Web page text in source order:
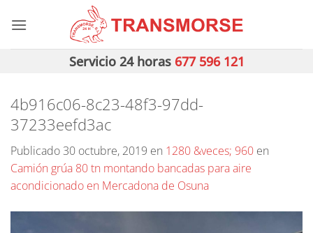
Servicio 24 horas 677 596 121
4b916c06-8c23-48f3-97dd-
37233eefd3ac
Publicado 30 octubre, 2019 en 1280 &veces; 960 en
Camión grúa 80 tn montando bancadas para aire
acondicionado en Mercadona de Osuna